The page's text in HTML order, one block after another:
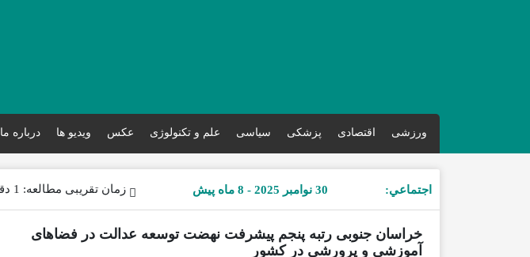
ورزشی اقتصادی پزشکی سیاسی علم و تکنولوژی عکس ویدیو ها درباره ما
اجتماعي: 30 نوامبر 2025 - 8 ماه پیش زمان تقریبی مطالعه: 1 دقیقه
خراسان جنوبی رتبه پنجم پیشرفت نهضت توسعه عدالت در فضا‌های
آموزشی و پرورشی در کشور